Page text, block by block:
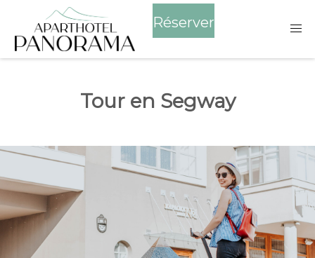
Réserver
Tour en Segway